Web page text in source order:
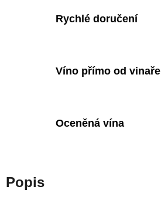
Rychlé doručení
Víno přímo od vinaře
Oceněná vína
Popis